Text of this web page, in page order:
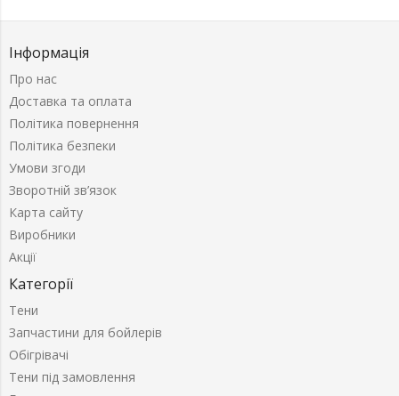
Інформація
Про нас
Доставка та оплата
Політика повернення
Політика безпеки
Умови згоди
Зворотній зв’язок
Карта сайту
Виробники
Акції
Категорії
Тени
Запчастини для бойлерів
Обігрівачі
Тени під замовлення